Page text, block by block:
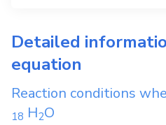
Detailed
equation
Reaction conditions
18 H2O